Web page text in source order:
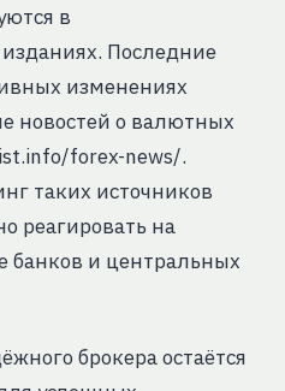
в
Последние
изменениях
новостей о валютных
forex-news/.
таких источников
реагировать на
банков и центральных
брокера остаётся